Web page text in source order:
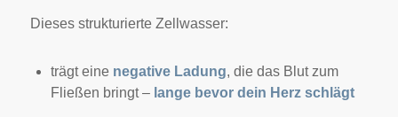
Dieses strukturierte Zellwasser:
trägt eine negative Ladung, die das Blut zum
Fließen bringt – lange bevor dein Herz schlägt